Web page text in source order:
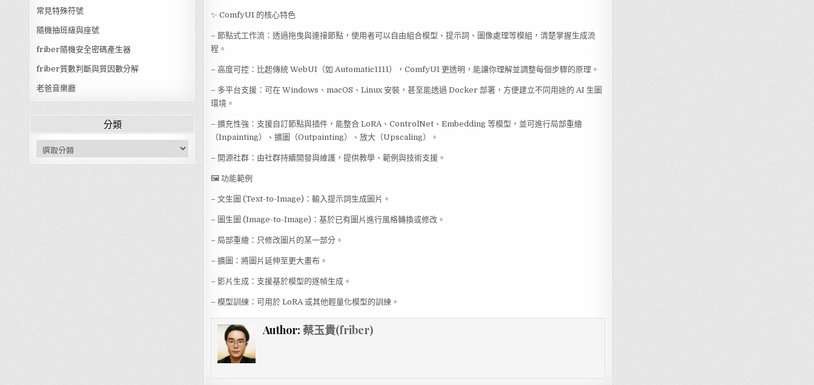
✨ ComfyUI 的核心特色
– 節點式工作流：透過拖曳與連接節點，使用者可以自由組合模型、提示詞、圖像處理等模組，清楚掌握生成流
程。
– 高度可控：比起傳統 WebUI（如 Automatic1111），ComfyUI 更透明，能讓你理解並調整每個步驟的原理。
– 多平台支援：可在 Windows、macOS、Linux 安裝，甚至能透過 Docker 部署，方便建立不同用途的 AI 生圖
環境。
– 擴充性強：支援自訂節點與插件，能整合 LoRA、ControlNet、Embedding 等模型，並可進行局部重繪
（Inpainting）、擴圖（Outpainting）、放大（Upscaling）。
– 開源社群：由社群持續開發與維護，提供教學、範例與技術支援。
🖼️ 功能範例
– 文生圖 (Text-to-Image)：輸入提示詞生成圖片。
– 圖生圖 (Image-to-Image)：基於已有圖片進行風格轉換或修改。
– 局部重繪：只修改圖片的某一部分。
– 擴圖：將圖片延伸至更大畫布。
– 影片生成：支援基於模型的逐幀生成。
– 模型訓練：可用於 LoRA 或其他輕量化模型的訓練。
Author:蔡玉貴(friber)
常見特殊符號
隨機抽班級與座號
friber隨機安全密碼產生器
friber質數判斷與質因數分解
老爸音樂廳
分類
分類